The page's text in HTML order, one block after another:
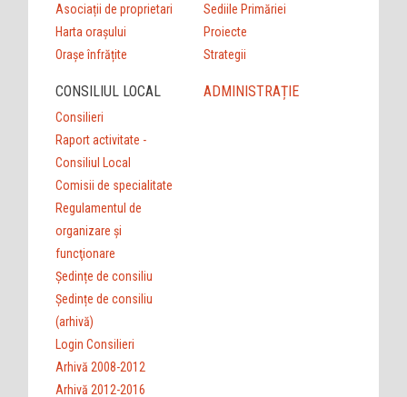
Asociații de proprietari
Harta orașului
Orașe înfrățite
Sediile Primăriei
Proiecte
Strategii
CONSILIUL LOCAL
Consilieri
Raport activitate -
Consiliul Local
Comisii de specialitate
Regulamentul de
organizare şi
funcţionare
Ședințe de consiliu
Ședințe de consiliu
(arhivă)
Login Consilieri
Arhivă 2008-2012
Arhivă 2012-2016
ADMINISTRAȚIE